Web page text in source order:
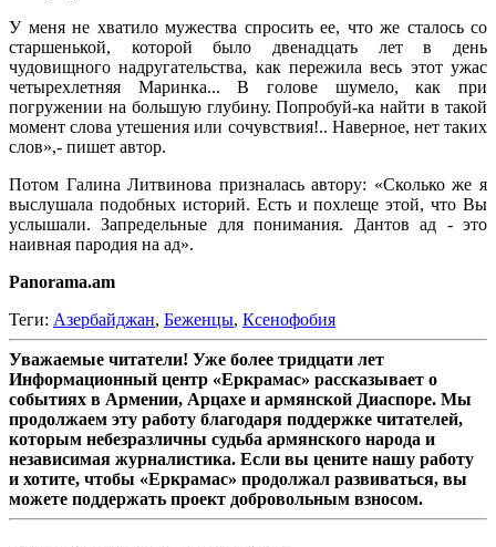
У меня не хватило мужества спросить ее, что же сталось со
старшенькой, которой было двенадцать лет в день
чудовищного надругательства, как пережила весь этот ужас
четырехлетняя Маринка... В голове шумело, как при
погружении на большую глубину. Попробуй-ка найти в такой
момент слова утешения или сочувствия!.. Наверное, нет таких
слов»,- пишет автор.
Потом Галина Литвинова призналась автору: «Сколько же я
выслушала подобных историй. Есть и похлеще этой, что Вы
услышали. Запредельные для понимания. Дантов ад - это
наивная пародия на ад».
Panorama.am
Теги: Азербайджан, Беженцы, Ксенофобия
Уважаемые читатели! Уже более тридцати лет
Информационный центр «Еркрамас» рассказывает о
событиях в Армении, Арцахе и армянской Диаспоре. Мы
продолжаем эту работу благодаря поддержке читателей,
которым небезразличны судьба армянского народа и
независимая журналистика. Если вы цените нашу работу
и хотите, чтобы «Еркрамас» продолжал развиваться, вы
можете поддержать проект добровольным взносом.